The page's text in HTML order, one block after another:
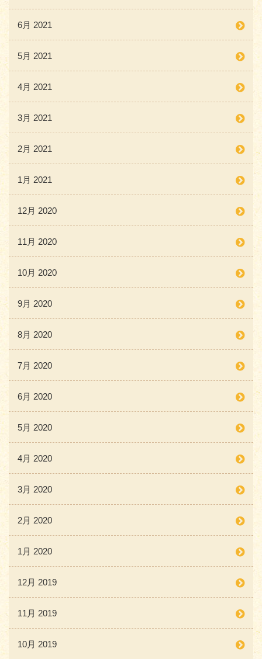
6月 2021
5月 2021
4月 2021
3月 2021
2月 2021
1月 2021
12月 2020
11月 2020
10月 2020
9月 2020
8月 2020
7月 2020
6月 2020
5月 2020
4月 2020
3月 2020
2月 2020
1月 2020
12月 2019
11月 2019
10月 2019